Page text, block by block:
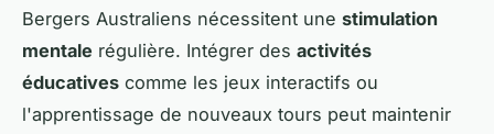
Bergers Australiens nécessitent une stimulation
mentale régulière. Intégrer des activités
éducatives comme les jeux interactifs ou
l'apprentissage de nouveaux tours peut maintenir